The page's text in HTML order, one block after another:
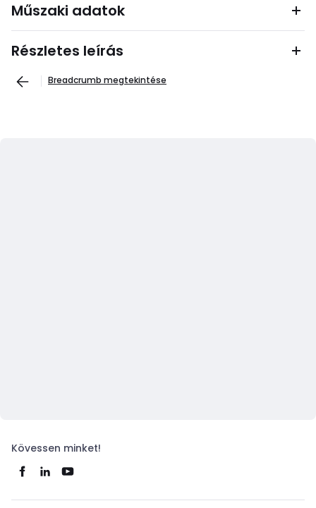
Műszaki adatok
Részletes leírás
Breadcrumb megtekintése
Kövessen minket!